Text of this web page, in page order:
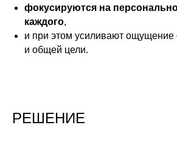
фокусируются на
каждого,
и при этом усиливают ощущение
и общей цели.
РЕШЕНИЕ